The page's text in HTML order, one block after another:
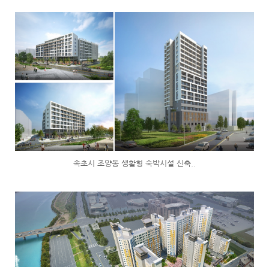
속초시 조양동 생활형 숙박시설 신축..